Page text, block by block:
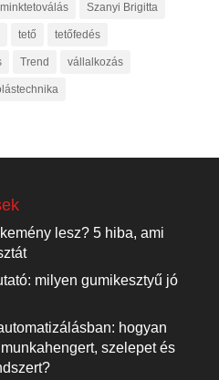
Szanyi Brigitta
tető tetőfedés
Trend vállalkozás
lesz? 5 hiba, ami
milyen gumikesztyű jó
hogyan
szelepet és